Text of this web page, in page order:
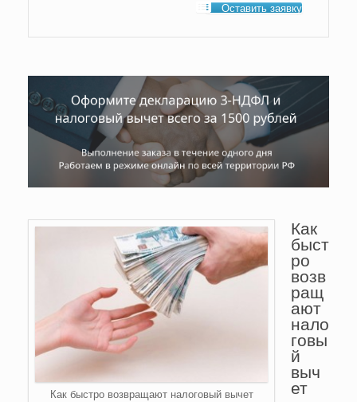
Оставить заявку
Как быстро возвращают налоговый вычет
Как
быст
ро
возв
ращ
ают
нало
говы
й
выч
ет